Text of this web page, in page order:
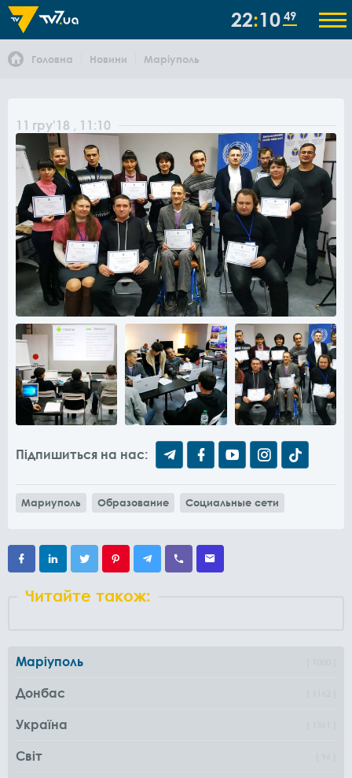
22 10 49
Головна Новини Маріуполь
11 гру'18 , 11:10
Підпишиться на нас:
Мариуполь Образование Социальные сети
Читайте також:
Маріуполь
Донбас
Україна
Світ